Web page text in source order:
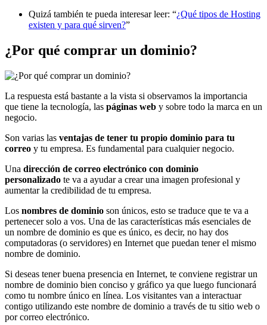
Quizá también te pueda interesar leer: “¿Qué tipos de Hosting
existen y para qué sirven?”
¿Por qué comprar un dominio?
La respuesta está bastante a la vista si observamos la importancia
que tiene la tecnología, las páginas web y sobre todo la marca en un
negocio.
Son varias las ventajas de tener tu propio dominio para tu
correo y tu empresa. Es fundamental para cualquier negocio.
Una dirección de correo electrónico con dominio
personalizado te va a ayudar a crear una imagen profesional y
aumentar la credibilidad de tu empresa.
Los nombres de dominio son únicos, esto se traduce que te va a
pertenecer solo a vos. Una de las características más esenciales de
un nombre de dominio es que es único, es decir, no hay dos
computadoras (o servidores) en Internet que puedan tener el mismo
nombre de dominio.
Si deseas tener buena presencia en Internet, te conviene registrar un
nombre de dominio bien conciso y gráfico ya que luego funcionará
como tu nombre único en línea. Los visitantes van a interactuar
contigo utilizando este nombre de dominio a través de tu sitio web o
por correo electrónico.